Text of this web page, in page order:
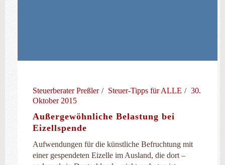
Steuerberater Preßler Steuer-Tipps für ALLE
30.
Oktober 2015
Außergewöhnliche Belastung bei
Eizellspende
Aufwendungen für die künstliche Befruchtung mit
einer gespendeten Eizelle im Ausland, die dort –